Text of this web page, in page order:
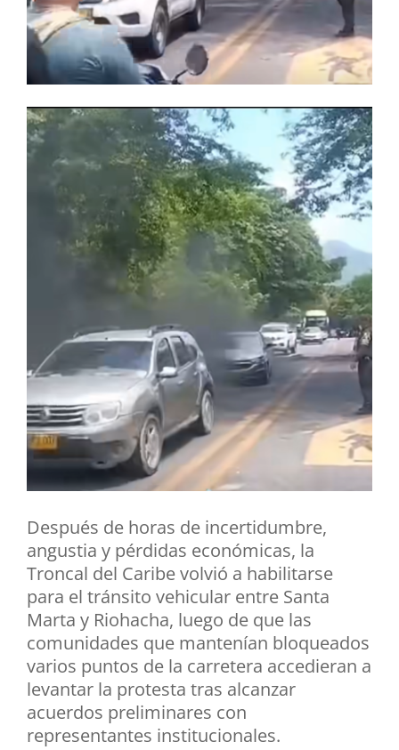
Después de horas de incertidumbre,
angustia y pérdidas económicas, la
Troncal del Caribe volvió a habilitarse
para el tránsito vehicular entre Santa
Marta y Riohacha, luego de que las
comunidades que mantenían bloqueados
varios puntos de la carretera accedieran a
levantar la protesta tras alcanzar
acuerdos preliminares con
representantes institucionales.